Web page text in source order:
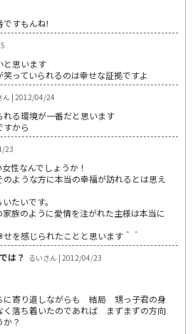
ですもんね!
と思います
っていられるのは幸せな証拠ですよ
ん | 2012/04/24
れる環境が一番だと思います
すから
23
性なんでしょうか！
ような方に本当の幸福が訪れるとは思え
たいです。
族のように愛情を注がれた主様は本当に
を感じられたことと思います＾＾
は？ るいさん | 2012/04/23
寄り道しながらも 結局 甥っ子君の身
く落ち着いたのであれば まずまずの方向
？